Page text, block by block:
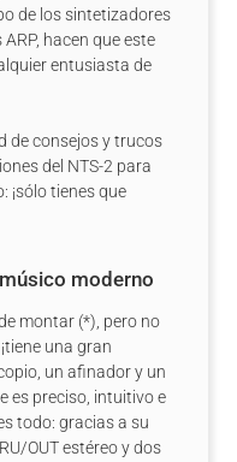
de los sintetizadores
hacen que este
entusiasta de
de consejos y trucos
del NTS-2 para
¡sólo tienes que
moderno
montar (*), pero no
una gran
un afinador y un
es preciso, intuitivo e
todo: gracias a su
OUT estéreo y dos